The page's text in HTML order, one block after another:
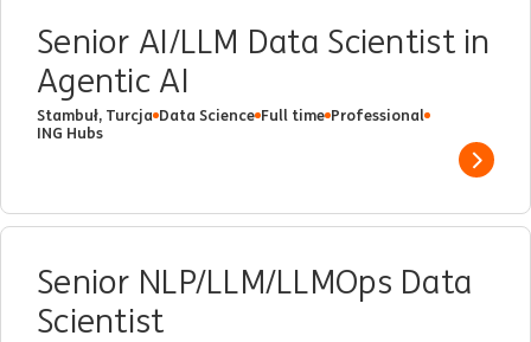
Senior AI/LLM Data Scientist in
Agentic AI
Stambuł, Turcja Data Science Full time Professional
ING Hubs
Show
Senior NLP/LLM/LLMOps Data
Scientist